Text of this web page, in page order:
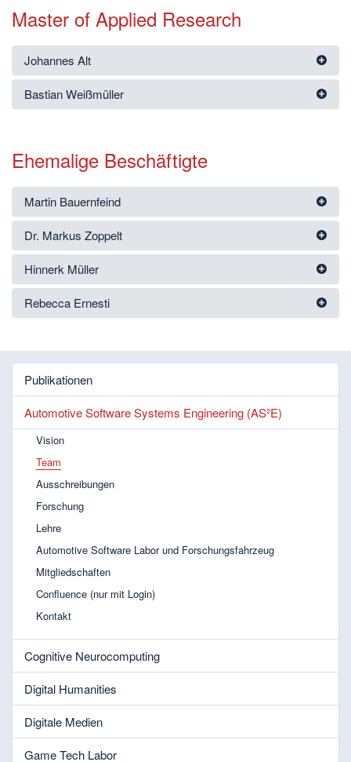
Master of Applied Research
Johannes Alt
Bastian Weißmüller
Ehemalige Beschäftigte
Martin Bauernfeind
Dr. Markus Zoppelt
Hinnerk Müller
Rebecca Ernesti
Publikationen
Automotive Software Systems Engineering (AS²E)
Vision
Team
Ausschreibungen
Forschung
Lehre
Automotive Software Labor und Forschungsfahrzeug
Mitgliedschaften
Confluence (nur mit Login)
Kontakt
Cognitive Neurocomputing
Digital Humanities
Digitale Medien
Game Tech Labor